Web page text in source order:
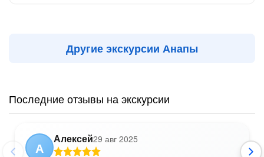
Другие экскурсии Анапы
Последние отзывы на экскурсии
А
Алексей29 авг 2025